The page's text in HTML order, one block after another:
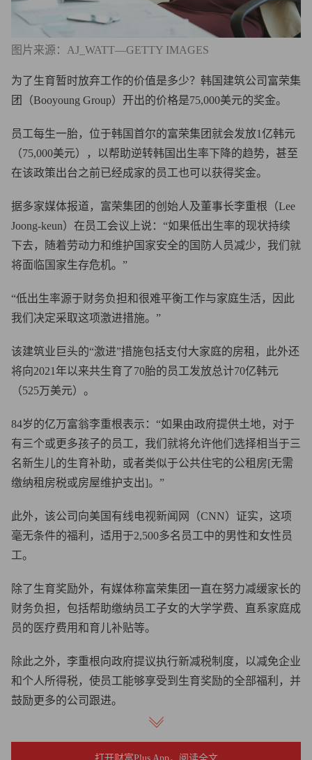
图片来源：AJ_WATT—GETTY IMAGES
为了生育暂时放弃工作的价值是多少？韩国建筑公司富荣集
团（Booyoung Group）开出的价格是75,000美元的奖金。
员工每生一胎，位于韩国首尔的富荣集团就会发放1亿韩元
（75,000美元），以帮助逆转韩国出生率下降的趋势，甚至
在该政策出台之前已经成家的员工也可以获得奖金。
据多家媒体报道，富荣集团的创始人及董事长李重根（Lee
Joong-keun）在员工会议上说：“如果低出生率的现状持续
下去，随着劳动力和维护国家安全的国防人员减少，我们就
将面临国家生存危机。”
“低出生率源于财务负担和很难平衡工作与家庭生活，因此
我们决定采取这项激进措施。”
该建筑业巨头的“激进”措施包括支付大家庭的房租，此外还
将向2021年以来共生育了70胎的员工发放总计70亿韩元
（525万美元）。
84岁的亿万富翁李重根表示：“如果由政府提供土地，对于
有三个或更多孩子的员工，我们就将允许他们选择相当于三
名新生儿的生育补助，或者类似于公共住宅的公租房[无需
缴纳租房税或房屋维护支出]。”
此外，该公司向美国有线电视新闻网（CNN）证实，这项
毫无条件的福利，适用于2,500多名员工中的男性和女性员
工。
除了生育奖励外，有媒体称富荣集团一直在努力减缓家长的
财务负担，包括帮助缴纳员工子女的大学学费、直系家庭成
员的医疗费用和育儿补贴等。
除此之外，李重根向政府提议执行新减税制度，以减免企业
和个人所得税，使员工能够享受到生育奖励的全部福利，并
鼓励更多的公司跟进。